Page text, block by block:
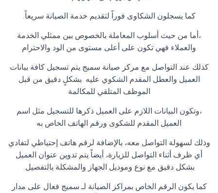
كما يسجلون الشكاوى فوراً لتقديم خدمة الصيانة سريعاً.
،أما من حيث أسلوب المعاملة بالخصوص بين ممثلي الخدمة
والعملاء فهي تكون على أعلى مستوى من الود والاحترام
كذلك عند التواصل مع مركز صيانة سميج يتم تسجيل كافة بيانات
العميل والعطل المقدم الشكوي عليه .بشكلٍ دقيق من قبل
الموظف المتلقي للمكالمة
،وتكون البيانات اللازم على العميل ذكرها للتسجيل مثل اسم
العميل المقدم للشكوى ورقم الهاتف الخاص به
وذلك لسهولة التواصل معه، بالإضافة لرقم هاتف إحتياطي لتفادي
أي ظرف أثناء التواصل للزيارة، أيضاً يتم تدوين عنوان العميل
بشكل دقيق مع نوع وموديل الجهاز والمشكلة بالتفصيل.
كما يكون الرقم الخاص بمراكز الصيانة لـ سميج فعال على مدار